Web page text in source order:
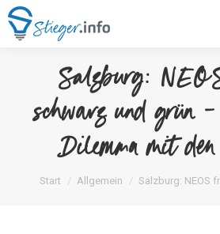
Salzburg:
schwarz und grün
Dilemma mit
Sie befinden sich hier:
Start Allgemein Salzburg: NEOS